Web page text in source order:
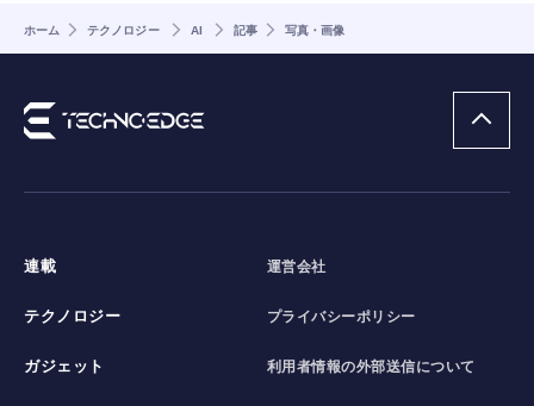
ホーム テクノロジー AI 記事 写真・画像
連載
テクノロジー
ガジェット
運営会社
プライバシーポリシー
利用者情報の外部送信について